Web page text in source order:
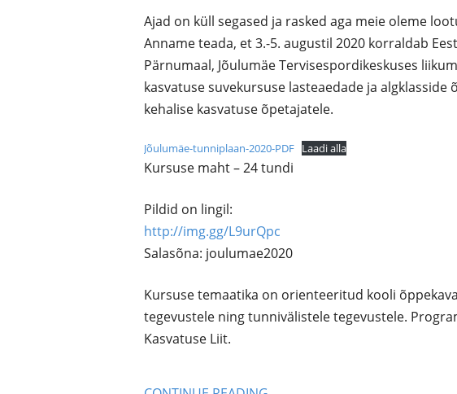
Ajad on küll segased ja rasked aga meie oleme
Anname teada, et 3.-5. augustil 2020 korraldab
Pärnumaal, Jõulumäe Tervisespordikeskuses
kasvatuse suvekursuse lasteaedade ja
kehalise kasvatuse õpetajatele.
Jõulumäe-tunniplaan-2020-PDF Laadi alla
Kursuse maht – 24 tundi
Pildid on lingil:
http://img.gg/L9urQpc
Salasõna: joulumae2020
Kursuse temaatika on orienteeritud kooli
tegevustele ning tunnivälistele tegevustele.
Kasvatuse Liit.